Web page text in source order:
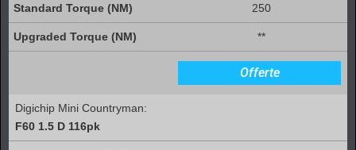
250
**
Offerte
Digichip Mini Countryman:
F60 1.5 D 116pk